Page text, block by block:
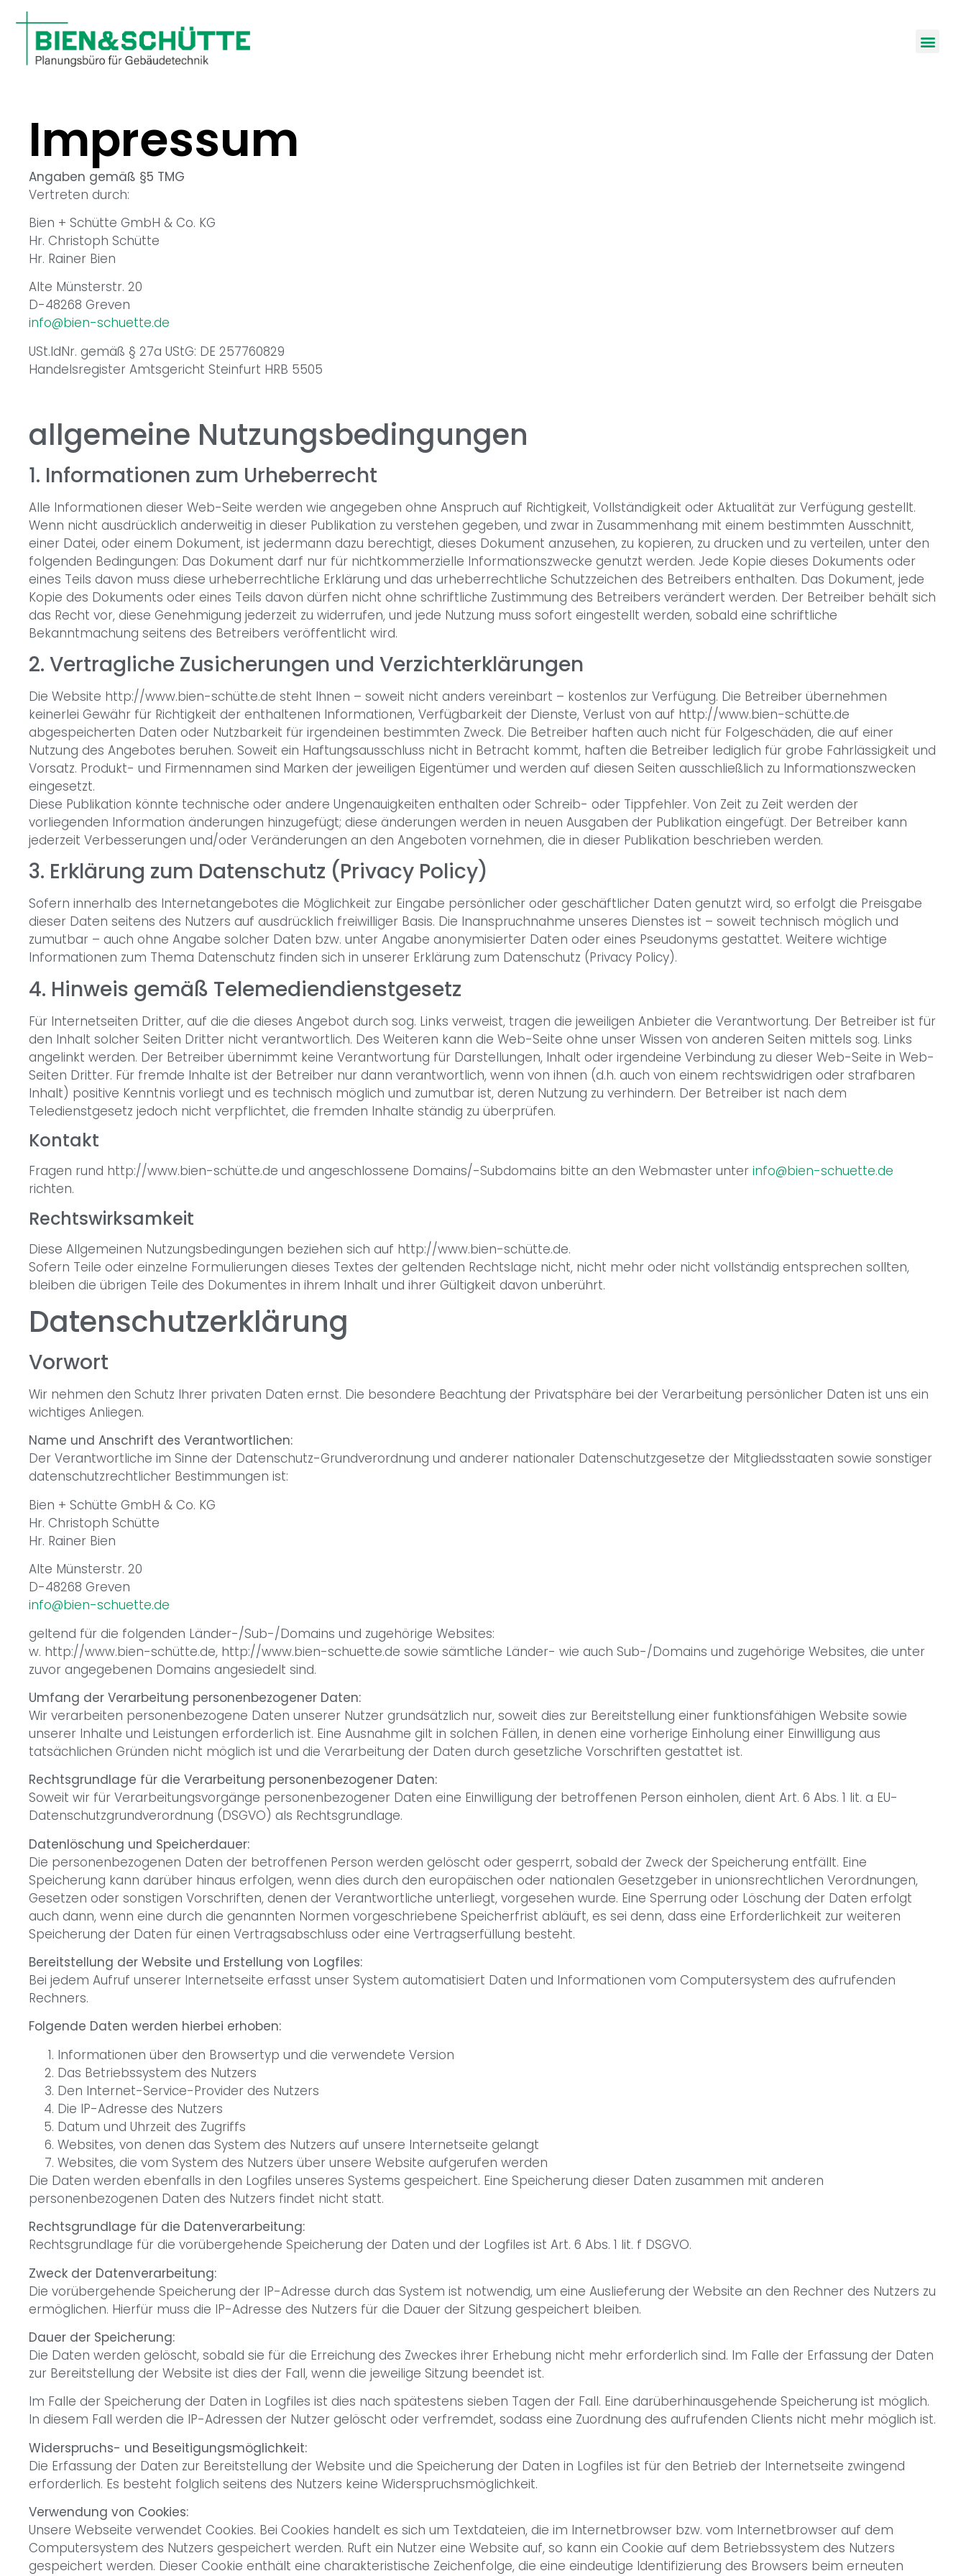
Impressum
Angaben gemäß §5 TMG
Vertreten durch:
Bien + Schütte GmbH & Co. KG
Hr. Christoph Schütte
Hr. Rainer Bien
Alte Münsterstr. 20
D-48268 Greven
info@bien-schuette.de
USt.IdNr. gemäß § 27a UStG: DE 257760829
Handelsregister Amtsgericht Steinfurt HRB 5505
allgemeine Nutzungsbedingungen
1. Informationen zum Urheberrecht
Alle Informationen dieser Web-Seite werden wie angegeben ohne Anspruch auf Richtigkeit, Vollständigkeit oder Aktualität zur Verfügung gestellt.
Wenn nicht ausdrücklich anderweitig in dieser Publikation zu verstehen gegeben, und zwar in Zusammenhang mit einem bestimmten Ausschnitt,
einer Datei, oder einem Dokument, ist jedermann dazu berechtigt, dieses Dokument anzusehen, zu kopieren, zu drucken und zu verteilen, unter den
folgenden Bedingungen: Das Dokument darf nur für nichtkommerzielle Informationszwecke genutzt werden. Jede Kopie dieses Dokuments oder
eines Teils davon muss diese urheberrechtliche Erklärung und das urheberrechtliche Schutzzeichen des Betreibers enthalten. Das Dokument, jede
Kopie des Dokuments oder eines Teils davon dürfen nicht ohne schriftliche Zustimmung des Betreibers verändert werden. Der Betreiber behält sich
das Recht vor, diese Genehmigung jederzeit zu widerrufen, und jede Nutzung muss sofort eingestellt werden, sobald eine schriftliche
Bekanntmachung seitens des Betreibers veröffentlicht wird.
2. Vertragliche Zusicherungen und Verzichterklärungen
Die Website http://www.bien-schütte.de steht Ihnen – soweit nicht anders vereinbart – kostenlos zur Verfügung. Die Betreiber übernehmen
keinerlei Gewähr für Richtigkeit der enthaltenen Informationen, Verfügbarkeit der Dienste, Verlust von auf http://www.bien-schütte.de
abgespeicherten Daten oder Nutzbarkeit für irgendeinen bestimmten Zweck. Die Betreiber haften auch nicht für Folgeschäden, die auf einer
Nutzung des Angebotes beruhen. Soweit ein Haftungsausschluss nicht in Betracht kommt, haften die Betreiber lediglich für grobe Fahrlässigkeit und
Vorsatz. Produkt- und Firmennamen sind Marken der jeweiligen Eigentümer und werden auf diesen Seiten ausschließlich zu Informationszwecken
eingesetzt.
Diese Publikation könnte technische oder andere Ungenauigkeiten enthalten oder Schreib- oder Tippfehler. Von Zeit zu Zeit werden der
vorliegenden Information änderungen hinzugefügt; diese änderungen werden in neuen Ausgaben der Publikation eingefügt. Der Betreiber kann
jederzeit Verbesserungen und/oder Veränderungen an den Angeboten vornehmen, die in dieser Publikation beschrieben werden.
3. Erklärung zum Datenschutz (Privacy Policy)
Sofern innerhalb des Internetangebotes die Möglichkeit zur Eingabe persönlicher oder geschäftlicher Daten genutzt wird, so erfolgt die Preisgabe
dieser Daten seitens des Nutzers auf ausdrücklich freiwilliger Basis. Die Inanspruchnahme unseres Dienstes ist – soweit technisch möglich und
zumutbar – auch ohne Angabe solcher Daten bzw. unter Angabe anonymisierter Daten oder eines Pseudonyms gestattet. Weitere wichtige
Informationen zum Thema Datenschutz finden sich in unserer Erklärung zum Datenschutz (Privacy Policy).
4. Hinweis gemäß Telemediendienstgesetz
Für Internetseiten Dritter, auf die die dieses Angebot durch sog. Links verweist, tragen die jeweiligen Anbieter die Verantwortung. Der Betreiber ist für
den Inhalt solcher Seiten Dritter nicht verantwortlich. Des Weiteren kann die Web-Seite ohne unser Wissen von anderen Seiten mittels sog. Links
angelinkt werden. Der Betreiber übernimmt keine Verantwortung für Darstellungen, Inhalt oder irgendeine Verbindung zu dieser Web-Seite in Web-
Seiten Dritter. Für fremde Inhalte ist der Betreiber nur dann verantwortlich, wenn von ihnen (d.h. auch von einem rechtswidrigen oder strafbaren
Inhalt) positive Kenntnis vorliegt und es technisch möglich und zumutbar ist, deren Nutzung zu verhindern. Der Betreiber ist nach dem
Teledienstgesetz jedoch nicht verpflichtet, die fremden Inhalte ständig zu überprüfen.
Kontakt
Fragen rund http://www.bien-schütte.de und angeschlossene Domains/-Subdomains bitte an den Webmaster unterinfo@bien-schuette.de
richten.
Rechtswirksamkeit
Diese Allgemeinen Nutzungsbedingungen beziehen sich auf http://www.bien-schütte.de.
Sofern Teile oder einzelne Formulierungen dieses Textes der geltenden Rechtslage nicht, nicht mehr oder nicht vollständig entsprechen sollten,
bleiben die übrigen Teile des Dokumentes in ihrem Inhalt und ihrer Gültigkeit davon unberührt.
Datenschutzerklärung
Vorwort
Wir nehmen den Schutz Ihrer privaten Daten ernst. Die besondere Beachtung der Privatsphäre bei der Verarbeitung persönlicher Daten ist uns ein
wichtiges Anliegen.
Name und Anschrift des Verantwortlichen:
Der Verantwortliche im Sinne der Datenschutz-Grundverordnung und anderer nationaler Datenschutzgesetze der Mitgliedsstaaten sowie sonstiger
datenschutzrechtlicher Bestimmungen ist:
Bien + Schütte GmbH & Co. KG
Hr. Christoph Schütte
Hr. Rainer Bien
Alte Münsterstr. 20
D-48268 Greven
info@bien-schuette.de
geltend für die folgenden Länder-/Sub-/Domains und zugehörige Websites:
w. http://www.bien-schütte.de, http://www.bien-schuette.de sowie sämtliche Länder- wie auch Sub-/Domains und zugehörige Websites, die unter
zuvor angegebenen Domains angesiedelt sind.
Umfang der Verarbeitung personenbezogener Daten:
Wir verarbeiten personenbezogene Daten unserer Nutzer grundsätzlich nur, soweit dies zur Bereitstellung einer funktionsfähigen Website sowie
unserer Inhalte und Leistungen erforderlich ist. Eine Ausnahme gilt in solchen Fällen, in denen eine vorherige Einholung einer Einwilligung aus
tatsächlichen Gründen nicht möglich ist und die Verarbeitung der Daten durch gesetzliche Vorschriften gestattet ist.
Rechtsgrundlage für die Verarbeitung personenbezogener Daten:
Soweit wir für Verarbeitungsvorgänge personenbezogener Daten eine Einwilligung der betroffenen Person einholen, dient Art. 6 Abs. 1 lit. a EU-
Datenschutzgrundverordnung (DSGVO) als Rechtsgrundlage.
Datenlöschung und Speicherdauer:
Die personenbezogenen Daten der betroffenen Person werden gelöscht oder gesperrt, sobald der Zweck der Speicherung entfällt. Eine
Speicherung kann darüber hinaus erfolgen, wenn dies durch den europäischen oder nationalen Gesetzgeber in unionsrechtlichen Verordnungen,
Gesetzen oder sonstigen Vorschriften, denen der Verantwortliche unterliegt, vorgesehen wurde. Eine Sperrung oder Löschung der Daten erfolgt
auch dann, wenn eine durch die genannten Normen vorgeschriebene Speicherfrist abläuft, es sei denn, dass eine Erforderlichkeit zur weiteren
Speicherung der Daten für einen Vertragsabschluss oder eine Vertragserfüllung besteht.
Bereitstellung der Website und Erstellung von Logfiles:
Bei jedem Aufruf unserer Internetseite erfasst unser System automatisiert Daten und Informationen vom Computersystem des aufrufenden
Rechners.
Folgende Daten werden hierbei erhoben:
Informationen über den Browsertyp und die verwendete Version
Das Betriebssystem des Nutzers
Den Internet-Service-Provider des Nutzers
Die IP-Adresse des Nutzers
Datum und Uhrzeit des Zugriffs
Websites, von denen das System des Nutzers auf unsere Internetseite gelangt
Websites, die vom System des Nutzers über unsere Website aufgerufen werden
Die Daten werden ebenfalls in den Logfiles unseres Systems gespeichert. Eine Speicherung dieser Daten zusammen mit anderen
personenbezogenen Daten des Nutzers findet nicht statt.
Rechtsgrundlage für die Datenverarbeitung:
Rechtsgrundlage für die vorübergehende Speicherung der Daten und der Logfiles ist Art. 6 Abs. 1 lit. f DSGVO.
Zweck der Datenverarbeitung:
Die vorübergehende Speicherung der IP-Adresse durch das System ist notwendig, um eine Auslieferung der Website an den Rechner des Nutzers zu
ermöglichen. Hierfür muss die IP-Adresse des Nutzers für die Dauer der Sitzung gespeichert bleiben.
Dauer der Speicherung:
Die Daten werden gelöscht, sobald sie für die Erreichung des Zweckes ihrer Erhebung nicht mehr erforderlich sind. Im Falle der Erfassung der Daten
zur Bereitstellung der Website ist dies der Fall, wenn die jeweilige Sitzung beendet ist.
Im Falle der Speicherung der Daten in Logfiles ist dies nach spätestens sieben Tagen der Fall. Eine darüberhinausgehende Speicherung ist möglich.
In diesem Fall werden die IP-Adressen der Nutzer gelöscht oder verfremdet, sodass eine Zuordnung des aufrufenden Clients nicht mehr möglich ist.
Widerspruchs- und Beseitigungsmöglichkeit:
Die Erfassung der Daten zur Bereitstellung der Website und die Speicherung der Daten in Logfiles ist für den Betrieb der Internetseite zwingend
erforderlich. Es besteht folglich seitens des Nutzers keine Widerspruchsmöglichkeit.
Verwendung von Cookies:
Unsere Webseite verwendet Cookies. Bei Cookies handelt es sich um Textdateien, die im Internetbrowser bzw. vom Internetbrowser auf dem
Computersystem des Nutzers gespeichert werden. Ruft ein Nutzer eine Website auf, so kann ein Cookie auf dem Betriebssystem des Nutzers
gespeichert werden. Dieser Cookie enthält eine charakteristische Zeichenfolge, die eine eindeutige Identifizierung des Browsers beim erneuten